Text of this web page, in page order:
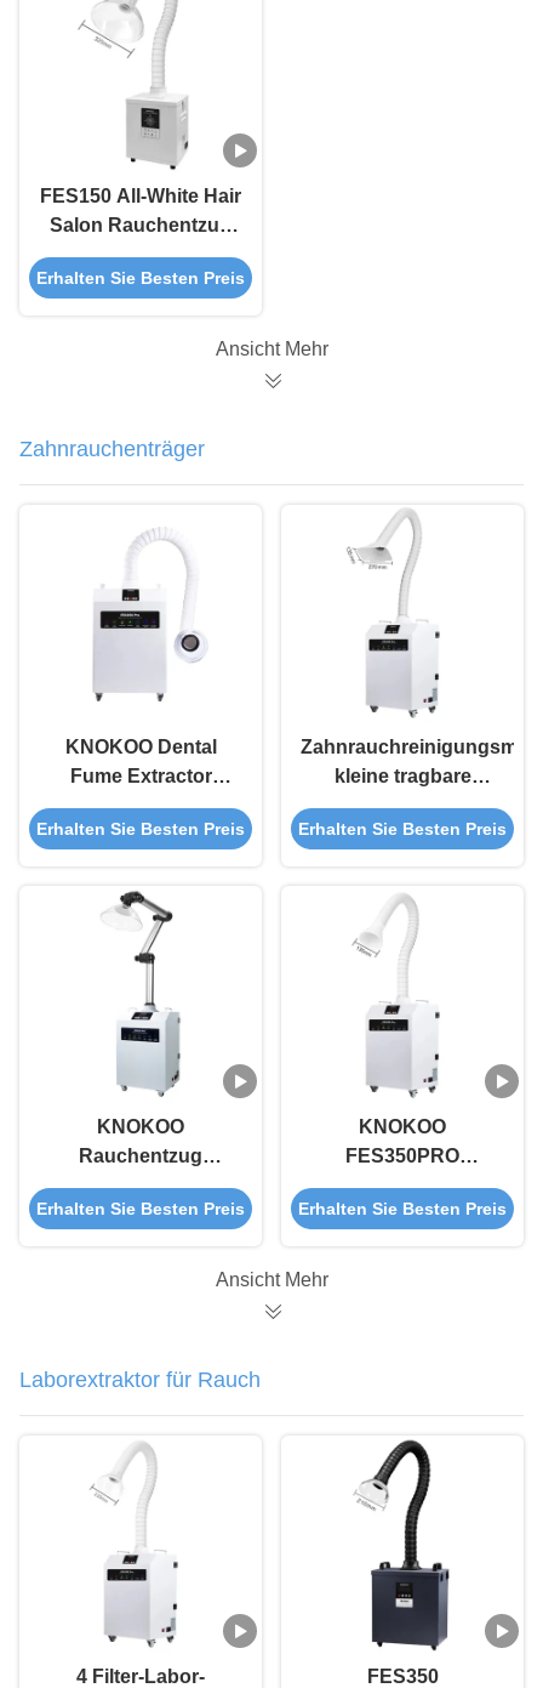
FES150 All-White Hair
Salon Rauchentzug
Maschine für saubere
Luft
Erhalten Sie Besten Preis
Ansicht Mehr
Zahnrauchenträger
KNOKOO Dental
Fume Extractor
FES350 Pro mit 460
m3/h
99,97%
Filtrationseffizienz
und 4 Filterschichten
für Zahnkliniken
Erhalten Sie Besten Preis
kleine tragbare
Rauchabsauggeräte
Erhalten Sie Besten Preis
KNOKOO
Rauchentzug
FES350PRO
Hochleistungsrauchreiniger
Schönheitsbehandlungen
Erhalten Sie Besten Preis
KNOKOO
FES350PRO
Zahnrauchentferner
Erhalten Sie Besten Preis
Ansicht Mehr
Laborextraktor für Rauch
4 Filter-Labor-
FES350